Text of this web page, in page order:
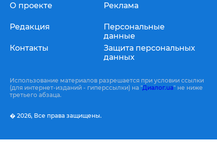
О проекте
Редакция
Контакты
Реклама
Персональные
данные
Защита персональных
данных
Использование материалов разрешается при условии ссылки
(для интернет-изданий - гиперссылки) на "Диалог.ua" не ниже
третьего абзаца.
� 2026, Все права защищены.